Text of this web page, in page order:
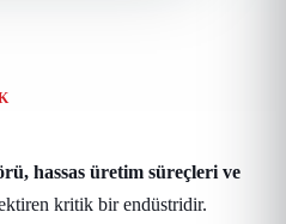
hassas üretim süreçleri ve
kritik bir endüstridir.